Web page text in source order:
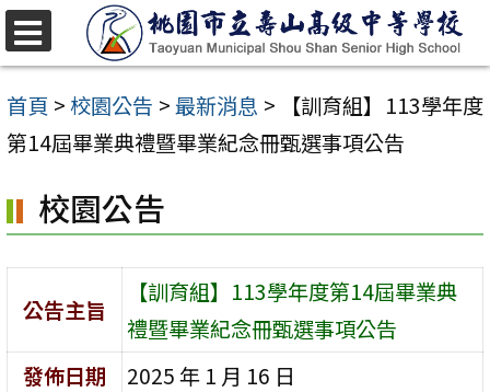
跳
至
主
要
容
區
首頁 >校園公告 >最新消息 >
【訓育組】113學年度
第14屆畢業典禮暨畢業紀念冊甄選事項公告
校園公告
公告主旨
【訓育組】113學年度第14屆畢業典
禮暨畢業紀念冊甄選事項公告
發佈日期
2025 年 1 月 16 日
選
單